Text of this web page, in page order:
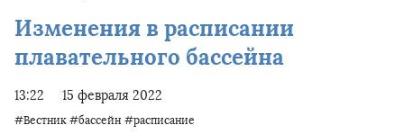
Изменения в расписании
плавательного бассейна
13:22 15 февраля 2022
#Вестник #бассейн #расписание